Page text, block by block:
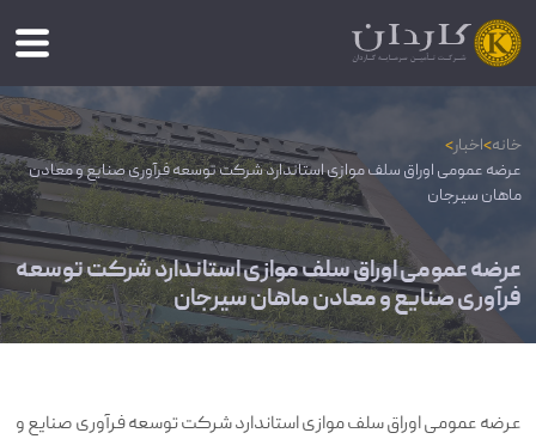
خانه>اخبار>
عرضه عمومی اوراق سلف موازی استاندارد شرکت توسعه فرآوری صنایع و معادن
ماهان سیرجان
عرضه عمومی اوراق سلف موازی استاندارد شرکت توسعه
فرآوری صنایع و معادن ماهان سیرجان
عرضه عمومی اوراق سلف موازی استاندارد شرکت توسعه فرآوری صنایع و